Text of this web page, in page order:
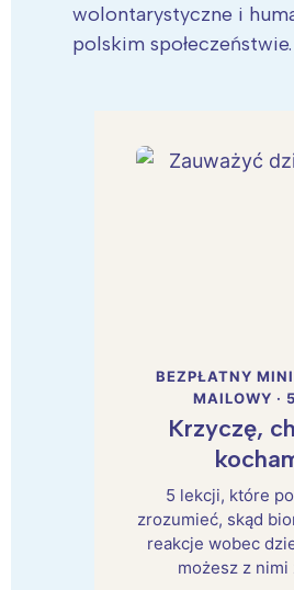
wolontarystyczne i
polskim społeczeństwie.
BEZPŁATNY
MAILOWY ·
Krzyczę,
5 lekcji, które
zrozumieć, skąd
reakcje wobec
możesz z nimi